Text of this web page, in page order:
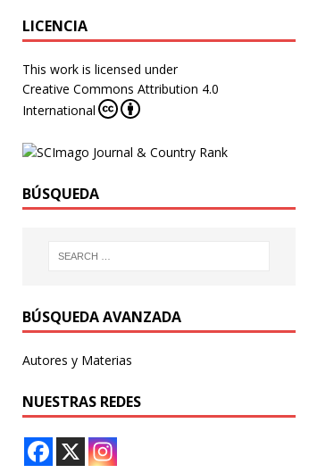
LICENCIA
This work is licensed under
Creative Commons Attribution 4.0
International
BÚSQUEDA
BÚSQUEDA AVANZADA
Autores y Materias
NUESTRAS REDES